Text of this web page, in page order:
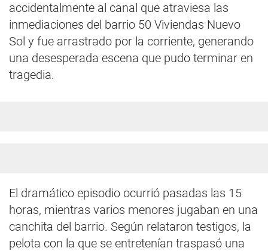
accidentalmente al canal que atraviesa las
inmediaciones del barrio 50 Viviendas Nuevo
Sol y fue arrastrado por la corriente, generando
una desesperada escena que pudo terminar en
tragedia.
El dramático episodio ocurrió pasadas las 15
horas, mientras varios menores jugaban en una
canchita del barrio. Según relataron testigos, la
pelota con la que se entretenían traspasó una